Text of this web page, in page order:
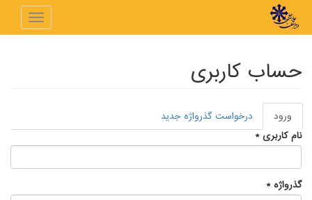
رفتن به محتوای اصلی
Toggle
حساب کاربری
تب‌های اولیه
ورود
فعال)
درخواست گذرواژه جدید
نام کاربری*
گذرواژه*